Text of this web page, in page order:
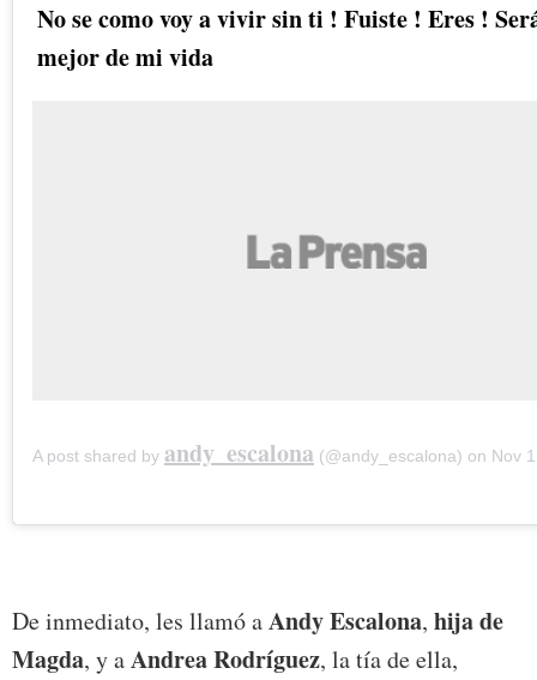
No se como voy a vivir sin ti ! Fuiste ! Eres !
mejor de mi vida
A post shared by andy_escalona (@andy_escalona) on Nov 1,
De inmediato, les llamó aAndy Escalona, hija de
Magda, y aAndrea Rodríguez, la tía de ella,